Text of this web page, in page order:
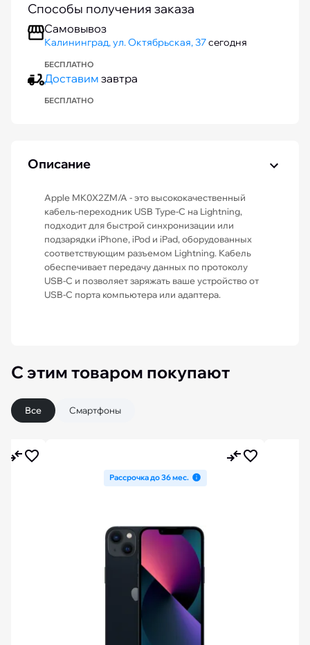
Способы получения заказа
Самовывоз
Калининград, ул. Октябрьская, 37сегодня
БЕСПЛАТНО
Доставим завтра
БЕСПЛАТНО
Описание
Apple MK0X2ZM/A - это высококачественный
кабель-переходник USB Type-C на Lightning,
подходит для быстрой синхронизации или
подзарядки iPhone, iPod и iPad, оборудованных
соответствующим разъемом Lightning. Кабель
обеспечивает передачу данных по протоколу
USB-C и позволяет заряжать ваше устройство от
USB-С порта компьютера или адаптера.
С этим товаром покупают
Все Смартфоны
Рассрочка до 36 мес.